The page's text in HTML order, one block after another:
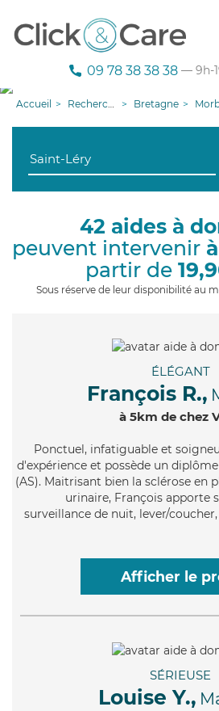
09 78 38 38 38 — 9h-
Accueil Recherche aide à domicile Bretagne
42 aides à
peuvent intervenir
partir de
Sous réserve de leur disponibilité au
ÉLÉGANT
François R.,
à 5km de chez
Ponctuel , infatiguable et
d'expérience et possède un
(AS). Maitrisant bien la sclérose en
urinaire, François apporte
surveillance de nuit, lever/
Afficher le
SÉRIEUSE
Louise Y.,